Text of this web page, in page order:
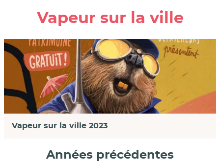
Vapeur sur la ville
Vapeur sur la ville 2023
Années précédentes